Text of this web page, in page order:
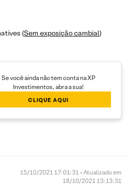
(Sem exposição cambial)
Se você ainda não tem conta na XP
Investimentos, abra a sua!
CLIQUE AQUI
15/10/2021 17:01:31 • Atualizado em
18/10/2021 13:13:31